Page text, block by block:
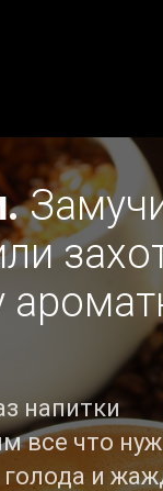
напитки
все что
голода и